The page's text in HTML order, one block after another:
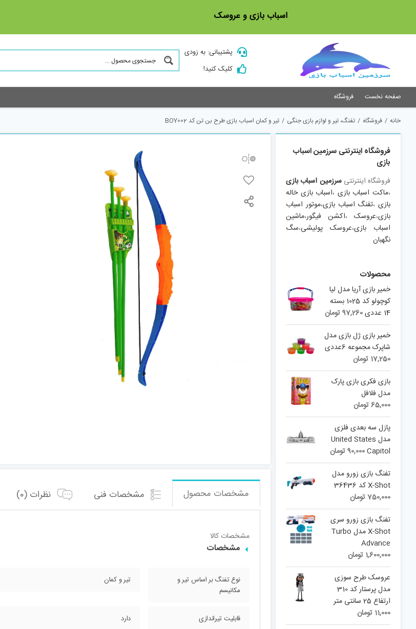
اسباب بازی و عروسک
پشتیبانی: به زودی
کلیک کنید!
صفحه نخست فروشگاه
خانه / فروشگاه / تفنگ، تیر و لوازم بازی جنگی / تیر و کمان اسباب بازی طرح بن تن کد BOY002
مشخصات محصول مشخصات فنی نظرات (0)
مشخصات کالا
مشخصات
نوع تفنگ بر اساس تیر و
مکانیسم
تیر و کمان
قابلیت تیراندازی دارد
فروشگاه اینترنتی سرزمین اسباب
بازی
فروشگاه اینترنتیسرزمین اسباب بازی
،ماکت اسباب بازی ،اسباب بازی خاله
بازی،تفنگ اسباب بازی،موتور اسباب
بازی،عروسک،اکشن فیگور،ماشین
اسباب بازی،عروسک پولیشی،سگ
نگهبان
محصولات
خمیر بازی آریا مدل لیا
کوچولو کد 1025 بسته
14 عددی
97,260تومان
خمیر بازی ژل بازی مدل
شاپرک مجموعه 6عددی
17,250 تومان
بازی فکری بازی پارک
مدل فلافل
65,000تومان
پازل سه بعدی فلزی
مدل United States
Capitol
90,000تومان
تفنگ بازی زورو مدل
X-Shot کد 36436
750,000تومان
تفنگ بازی زورو سری
X-Shot مدل Turbo
Advance
1,600,000 تومان
عروسک طرح سوزی
مدل پرستار کد 310
ارتفاع 25 سانتی متر
11,000 تومان